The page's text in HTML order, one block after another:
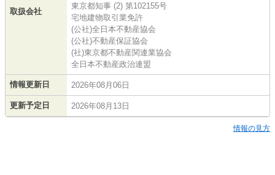
取扱会社
東京都知事 (2) 第102155号
宅地建物取引業免許
(公社)全日本不動産協会
(公社)不動産保証協会
(社)東京都不動産関連業協会
全日本不動産政治連盟
情報更新日 2026年08月06日
更新予定日 2026年08月13日
情報の見方